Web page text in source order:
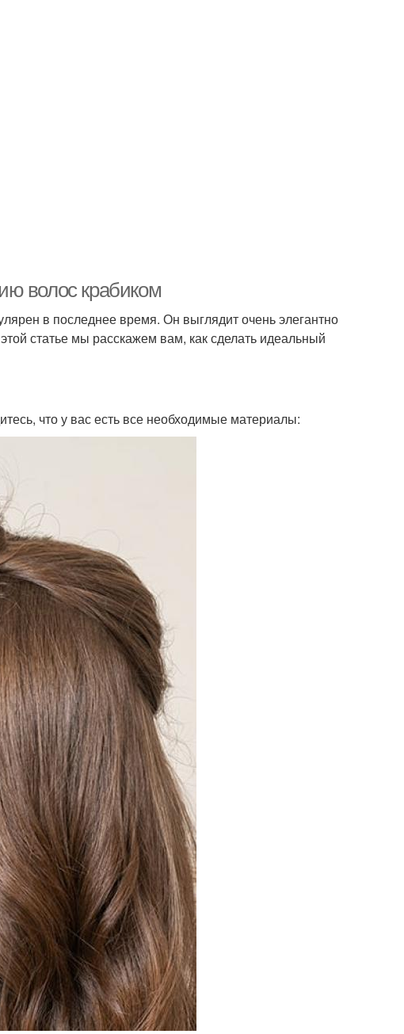
волос крабиком
в последнее время. Он выглядит очень элегантно
статье мы расскажем вам, как сделать идеальный
что у вас есть все необходимые материалы: